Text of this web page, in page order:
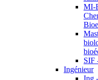
MI-
SIF
Ingénieur
Ing